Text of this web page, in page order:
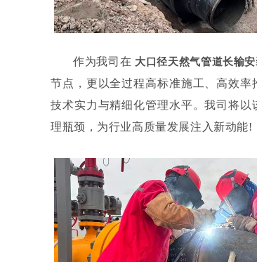
作为我司在 大口径天然气管道长输
节点，更以全过程高标准施工、高效
技术实力与精细化管理水平。我司将
理瓶颈，为行业高质量发展注入新动能!